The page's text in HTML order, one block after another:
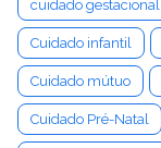
cuidado gestacional
Cuidado infantil
Cuidado mútuo
Cuidado Pré-Natal